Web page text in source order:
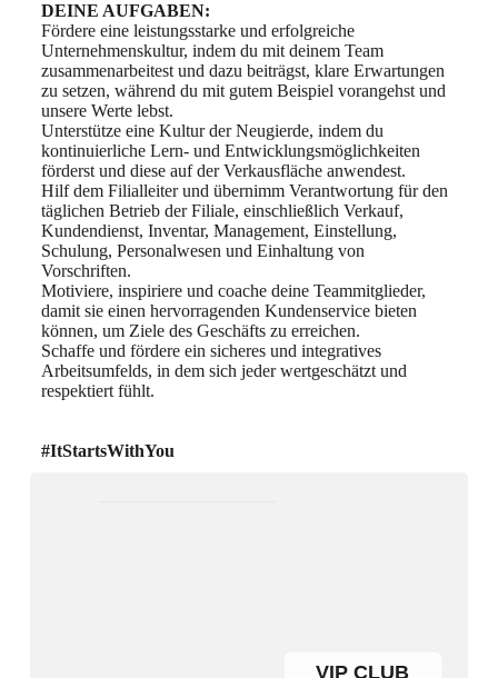
DEINE AUFGABEN:
Fördere eine leistungsstarke und erfolgreiche
Unternehmenskultur, indem du mit deinem Team
zusammenarbeitest und dazu beiträgst, klare Erwartungen
zu setzen, während du mit gutem Beispiel vorangehst und
unsere Werte lebst.
Unterstütze eine Kultur der Neugierde, indem du
kontinuierliche Lern- und Entwicklungsmöglichkeiten
förderst und diese auf der Verkausfläche anwendest.
Hilf dem Filialleiter und übernimm Verantwortung für den
täglichen Betrieb der Filiale, einschließlich Verkauf,
Kundendienst, Inventar, Management, Einstellung,
Schulung, Personalwesen und Einhaltung von
Vorschriften.
Motiviere, inspiriere und coache deine Teammitglieder,
damit sie einen hervorragenden Kundenservice bieten
können, um Ziele des Geschäfts zu erreichen.
Schaffe und fördere ein sicheres und integratives
Arbeitsumfelds, in dem sich jeder wertgeschätzt und
respektiert fühlt.
#ItStartsWithYou
VIP CLUB